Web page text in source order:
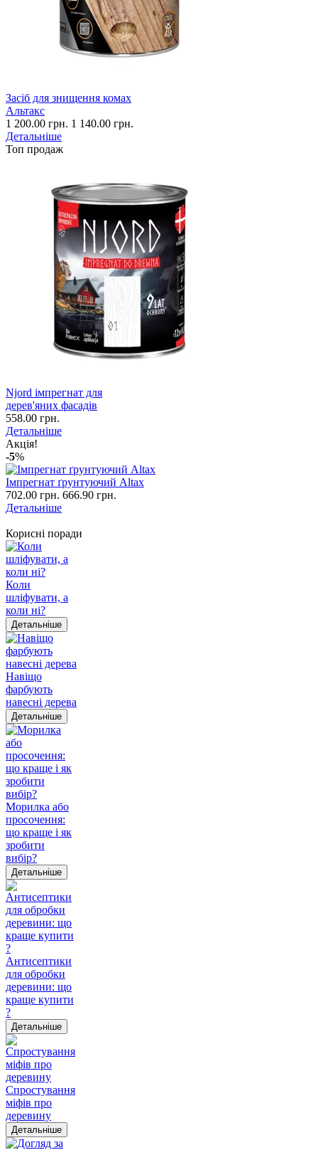
Засіб для знищення комах
Альтакс
1 200.00 грн. 1 140.00 грн.
Детальніше
Топ продаж
Njord імпрегнат для
дерев'яних фасадів
558.00 грн.
Детальніше
Акція!
-5%
Імпрегнат ґрунтуючий Altax
702.00 грн. 666.90 грн.
Детальніше
Корисні поради
Коли
шліфувати, а
коли ні?
Детальніше
Навіщо
фарбують
навесні дерева
Детальніше
Морилка або
просочення:
що краще і як
зробити
вибір?
Детальніше
Антисептики
для обробки
деревини: що
краще купити
?
Детальніше
Спростування
міфів про
деревину
Детальніше